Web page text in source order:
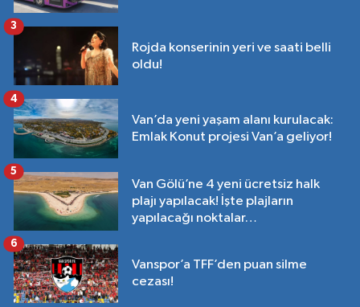
Rojda konserinin yeri ve saati belli
oldu!
3
Van’da yeni yaşam alanı kurulacak:
Emlak Konut projesi Van’a geliyor!
4
Van Gölü’ne 4 yeni ücretsiz halk
plajı yapılacak! İşte plajların
yapılacağı noktalar…
5
Vanspor’a TFF’den puan silme
cezası!
6